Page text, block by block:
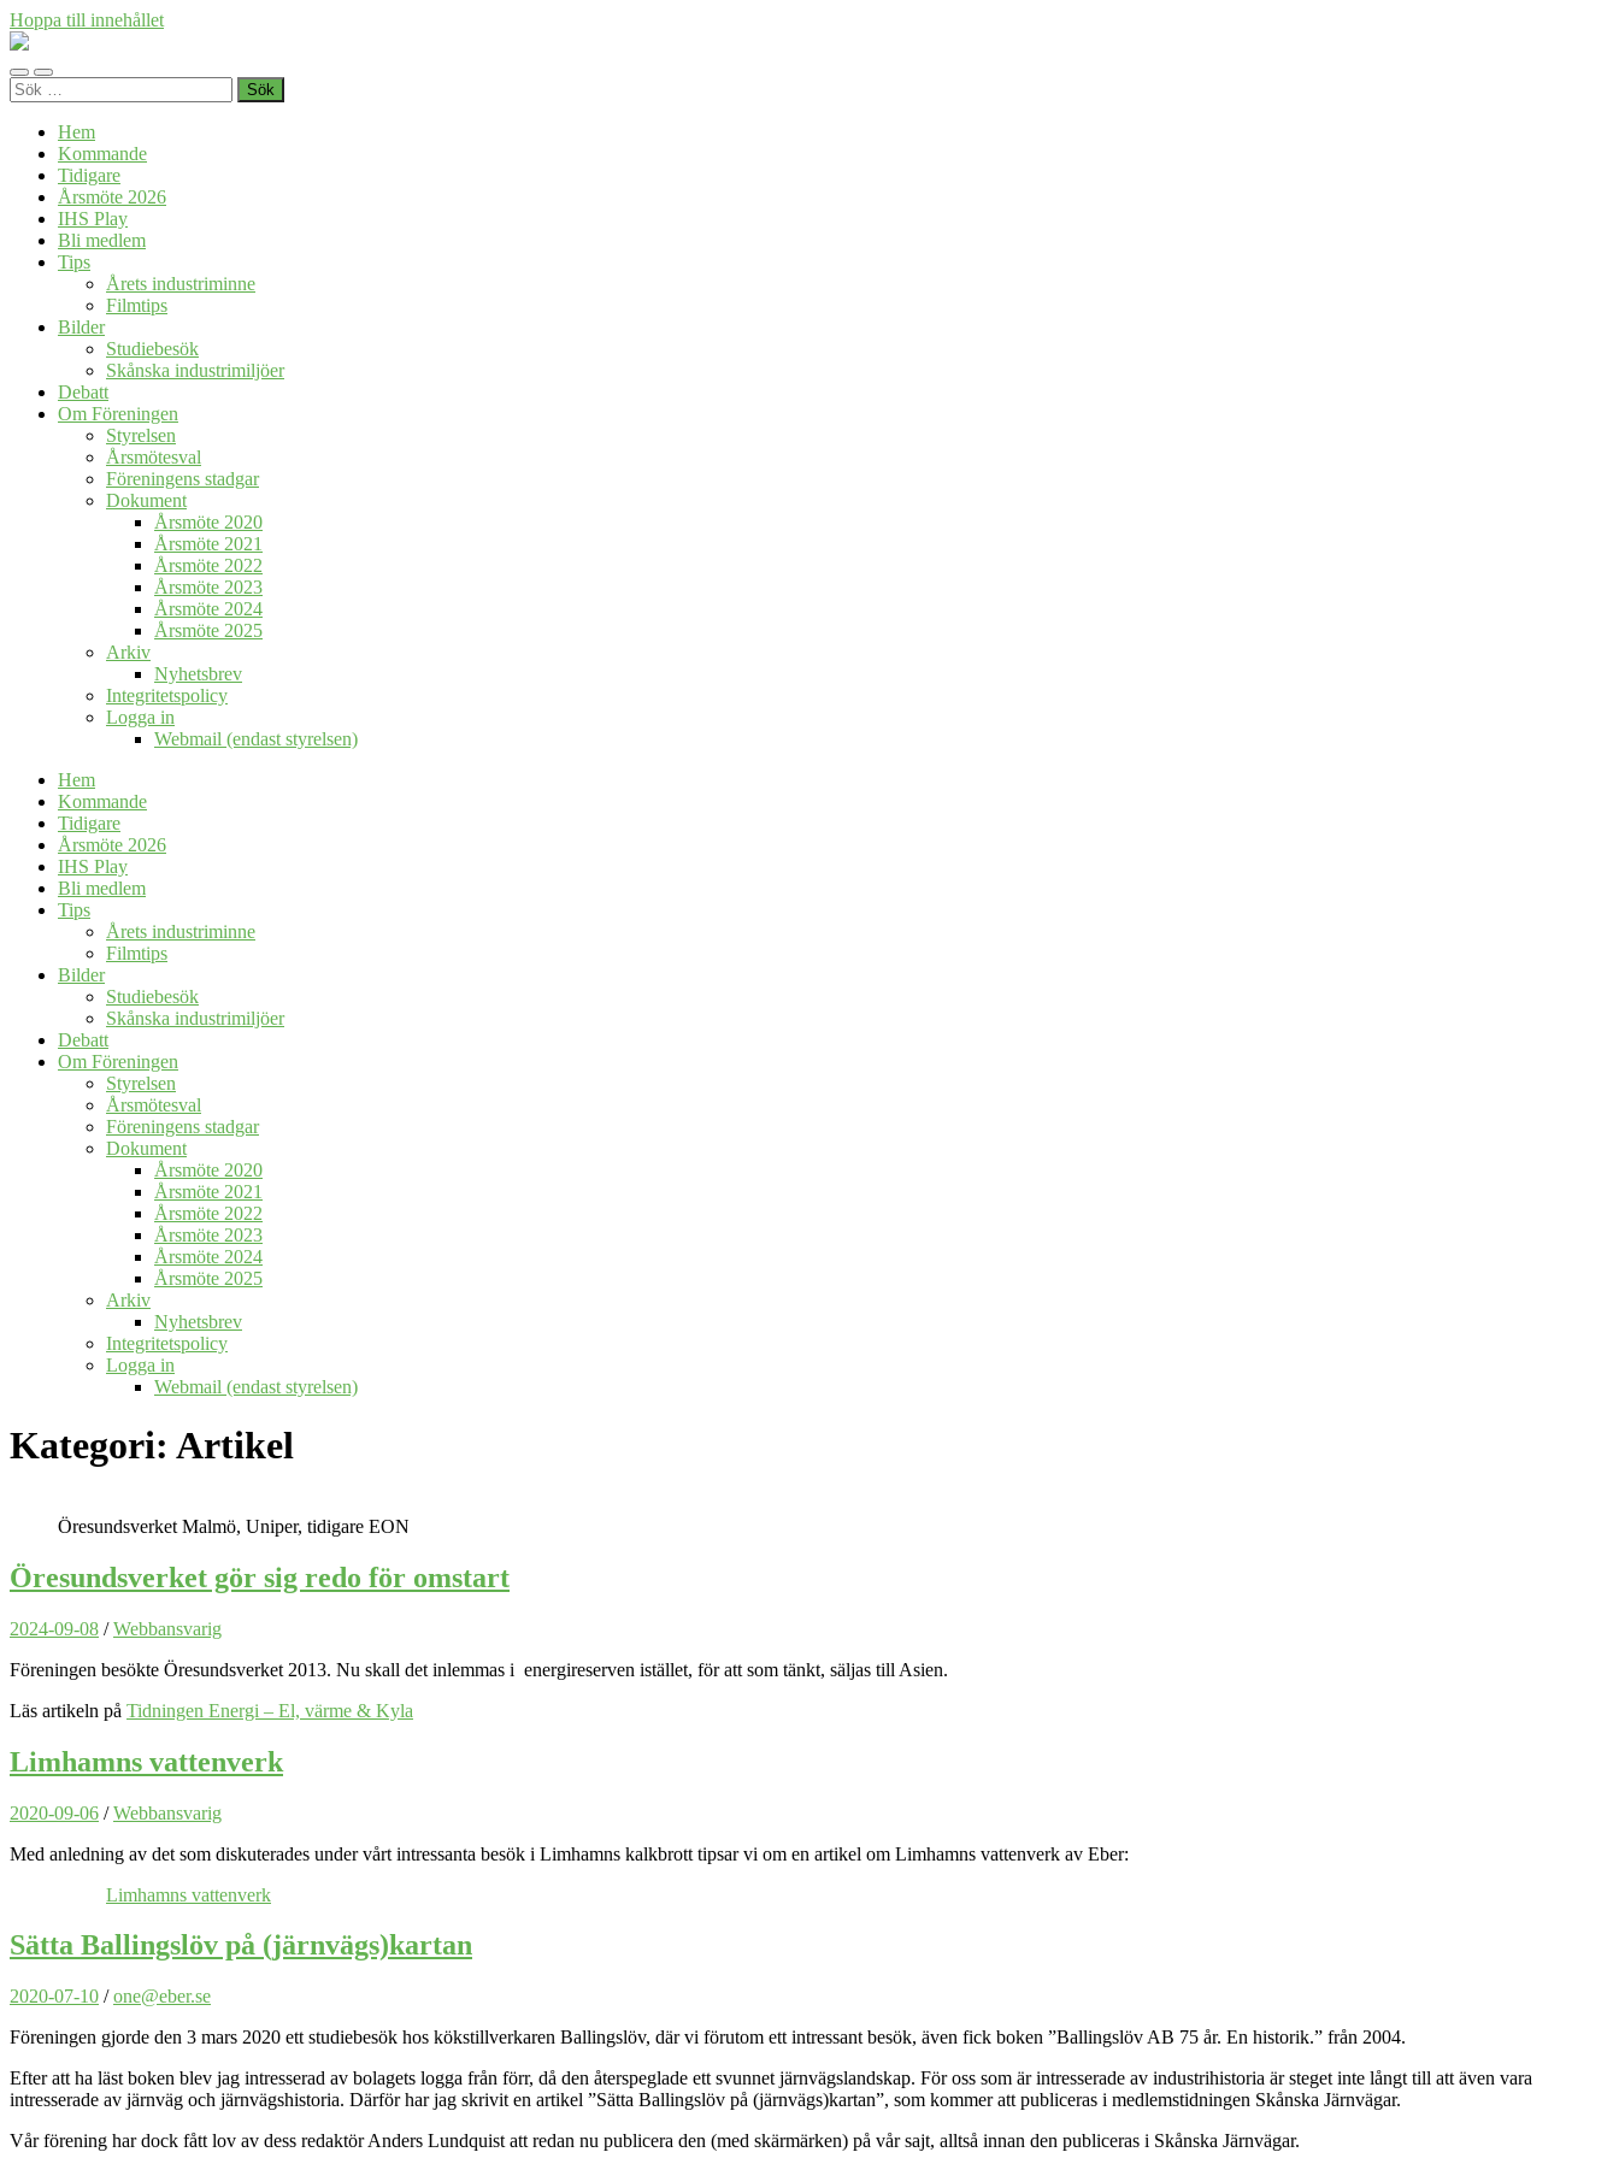
Hoppa till innehållet
Föreningen
i
Skåne
Slå
på/av
Slå
på/av
Sök
efter:
Hem
Kommande
Tidigare
Årsmöte 2026
IHS Play
Bli medlem
Tips
Årets industriminne
Filmtips
Bilder
Studiebesök
Skånska industrimiljöer
Debatt
Om Föreningen
Styrelsen
Årsmötesval
Föreningens stadgar
Dokument
Årsmöte 2020
Årsmöte 2021
Årsmöte 2022
Årsmöte 2023
Årsmöte 2024
Årsmöte 2025
Arkiv
Nyhetsbrev
Integritetspolicy
Logga in
Webmail (endast styrelsen)
Hem
Kommande
Tidigare
Årsmöte 2026
IHS Play
Bli medlem
Tips
Årets industriminne
Filmtips
Bilder
Studiebesök
Skånska industrimiljöer
Debatt
Om Föreningen
Styrelsen
Årsmötesval
Föreningens stadgar
Dokument
Årsmöte 2020
Årsmöte 2021
Årsmöte 2022
Årsmöte 2023
Årsmöte 2024
Årsmöte 2025
Arkiv
Nyhetsbrev
Integritetspolicy
Logga in
Webmail (endast styrelsen)
Kategori: Artikel
Öresundsverket Malmö, Uniper, tidigare EON
Öresundsverket gör sig redo för omstart
2024-09-08 /Webbansvarig
Föreningen besökte Öresundsverket 2013. Nu skall det inlemmas i energireserven istället, för att som tänkt, säljas till Asien.
Läs artikeln på Tidningen Energi – El, värme & Kyla
Limhamns vattenverk
2020-09-06 /Webbansvarig
Med anledning av det som diskuterades under vårt intressanta besök i Limhamns kalkbrott tipsar vi om en artikel om Limhamns vattenverk av Eber:
Limhamns vattenverk
Sätta Ballingslöv på (järnvägs)kartan
2020-07-10 /one@eber.se
Föreningen gjorde den 3 mars 2020 ett studiebesök hos kökstillverkaren Ballingslöv, där vi förutom ett intressant besök, även fick boken ”Ballingslöv AB 75 år. En historik.” från 2004.
Efter att ha läst boken blev jag intresserad av bolagets logga från förr, då den återspeglade ett svunnet järnvägslandskap. För oss som är intresserade av industrihistoria är steget inte långt till att även vara
intresserade av järnväg och järnvägshistoria. Därför har jag skrivit en artikel ”Sätta Ballingslöv på (järnvägs)kartan”, som kommer att publiceras i medlemstidningen Skånska Järnvägar.
Vår förening har dock fått lov av dess redaktör Anders Lundquist att redan nu publicera den (med skärmärken) på vår sajt, alltså innan den publiceras i Skånska Järnvägar.